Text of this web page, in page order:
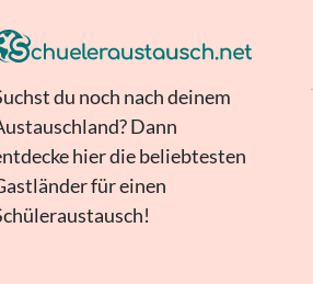
du noch nach deinem
Dann
hier die beliebtesten
für einen